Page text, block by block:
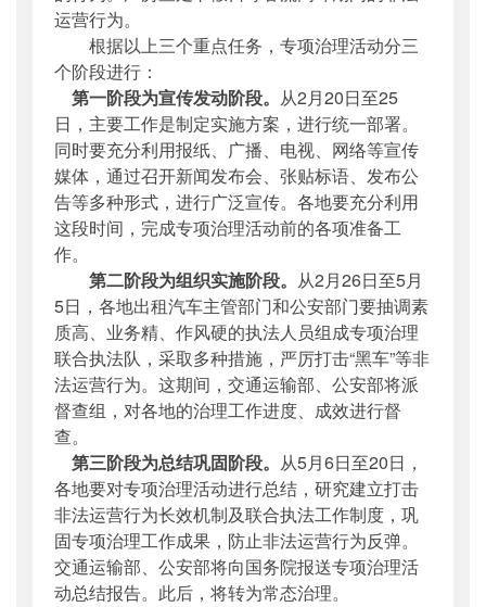
运营行为。
根据以上三个重点任务，专项治理活动分三
个阶段进行：
第一阶段为宣传发动阶段。 从2月20日至25
日，主要工作是制定实施方案，进行统一部署。
同时要充分利用报纸、广播、电视、网络等宣传
媒体，通过召开新闻发布会、张贴标语、发布公
告等多种形式，进行广泛宣传。各地要充分利用
这段时间，完成专项治理活动前的各项准备工
作。
第二阶段为组织实施阶段。 从2月26日至5月
5日，各地出租汽车主管部门和公安部门要抽调素
质高、业务精、作风硬的执法人员组成专项治理
联合执法队，采取多种措施，严厉打击“黑车”等非
法运营行为。这期间，交通运输部、公安部将派
督查组，对各地的治理工作进度、成效进行督
查。
第三阶段为总结巩固阶段。 从5月6日至20日，
各地要对专项治理活动进行总结，研究建立打击
非法运营行为长效机制及联合执法工作制度，巩
固专项治理工作成果，防止非法运营行为反弹。
交通运输部、公安部将向国务院报送专项治理活
动总结报告。此后，将转为常态治理。